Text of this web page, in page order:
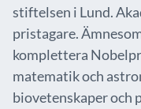
stiftelsen i Lund.
pristagare.
komplettera
matematik och
biovetenskaper